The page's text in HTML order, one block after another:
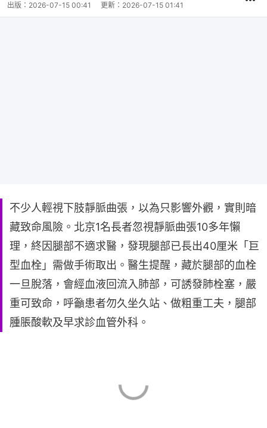
出版： 2026-07-15 00:41 更新： 2026-07-15 01:41
不少人輕視下肢靜脈曲張，以為只影響外觀，實則暗
藏致命風險。北京1名長者忽視靜脈曲張10多年懶
理，終因腿部不適求醫，發現腿部已長出40厘米「巨
型血栓」需做手術取出。醫生提醒，藏於腿部的血栓
一旦脫落，會經血液回流入肺部，可誘發肺栓塞，嚴
重可致命，呼籲患者勿久坐久站、做粗重工夫，腿部
腫脹酸軟及早求診血管外科。